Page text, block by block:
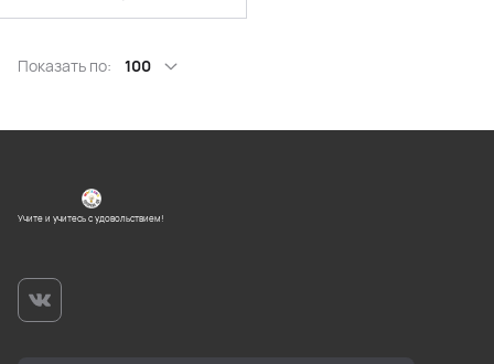
Показать по: 100
Учите и учитесь с удовольствием!